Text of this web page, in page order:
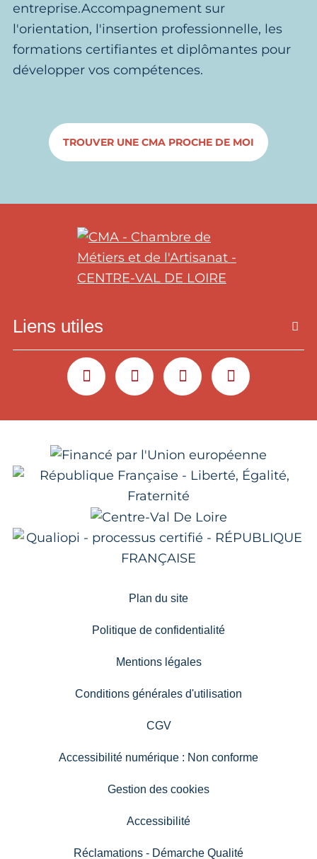
entreprise.Accompagnement sur
l'orientation, l'insertion professionnelle, les
formations certifiantes et diplômantes pour
développer vos compétences.
TROUVER UNE CMA PROCHE DE MOI
Liens utiles
YOUTUBELINKEDININSTAGRAMFACEBOOK
Plan du site
Politique de confidentialité
Mentions légales
Conditions générales d'utilisation
CGV
Accessibilité numérique : Non conforme
Gestion des cookies
Accessibilité
Réclamations - Démarche Qualité